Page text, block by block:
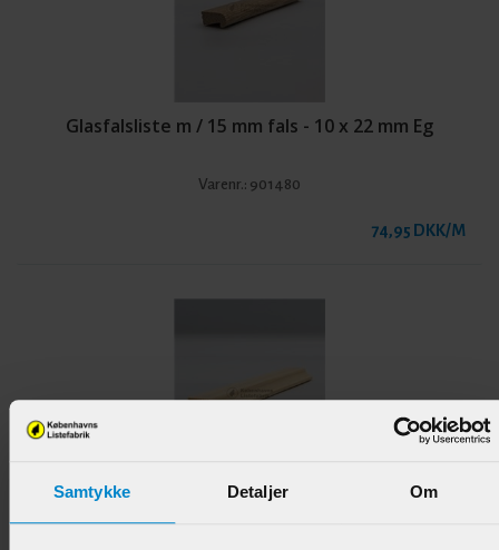
Samtykke Detaljer Om
Glasfalsliste m / 15 mm fals - 10 x 22 mm Eg
Varenr.: 901480
74,95 DKK/M